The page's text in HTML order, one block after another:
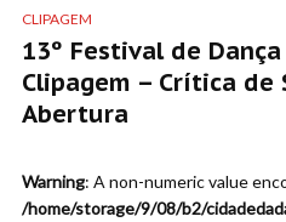
CLIPAGEM
13º Festival de
Clipagem – Crítica de
Abertura
Warning: A non-numeric value
/home/storage/9/08/b2/